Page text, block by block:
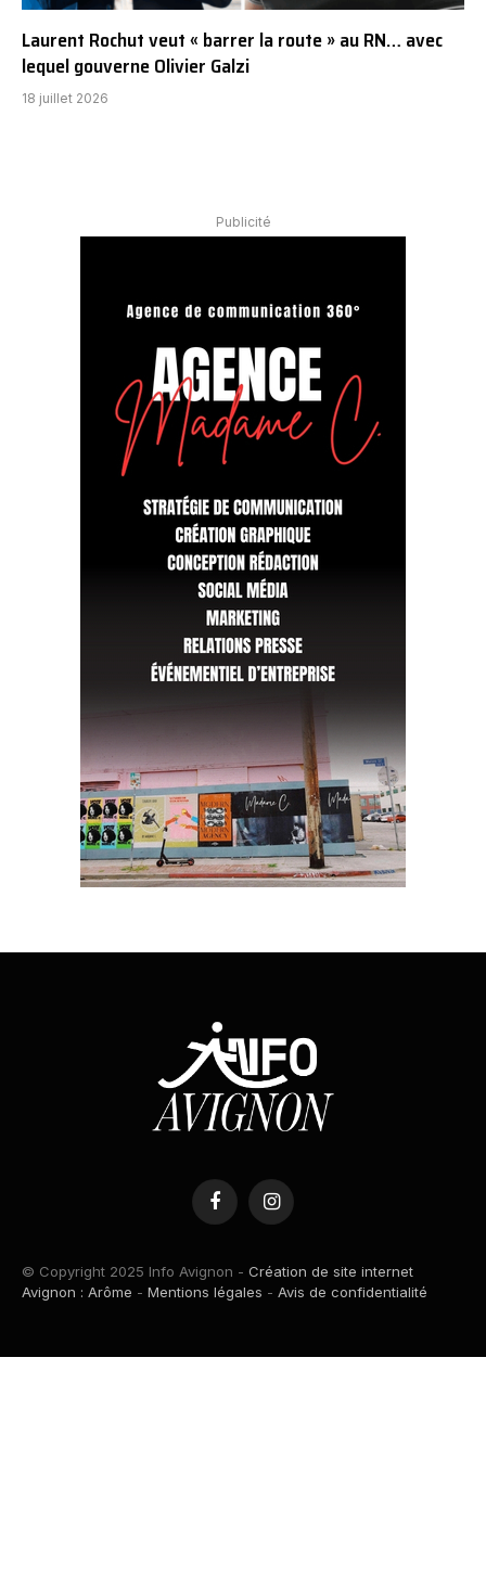
Laurent Rochut veut « barrer la route » au RN… avec
lequel gouverne Olivier Galzi
18 juillet 2026
Publicité
FacebookInstagram
© Copyright 2025 Info Avignon - Création de site internet
Avignon : Arôme - Mentions légales - Avis de confidentialité